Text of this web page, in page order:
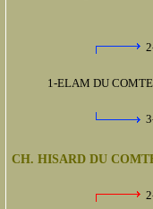
1-ELAM DU
CH. HISARD DU